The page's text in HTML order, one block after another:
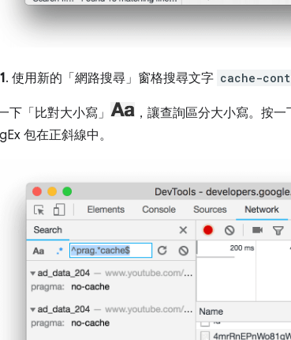
. 使用新的「網路搜尋」窗格搜尋文字 cache-
下「比對大小寫」 ，讓查詢區分大小寫。按一
包在正斜線中。